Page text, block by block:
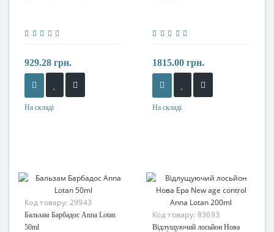
929.28 грн.
На складі
1815.00 грн.
На складі
Код товару: 29943
Бальзам Барбадос Anna Lotan
50ml
Код товару: 83693
Відлущуючий лосьйон Нова